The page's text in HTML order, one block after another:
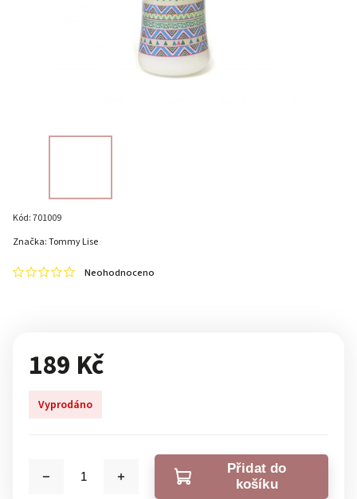
Kód:701009
Neohodnoceno
Značka:Tommy Lise
189 Kč
Vyprodáno
Přidat do
košíku